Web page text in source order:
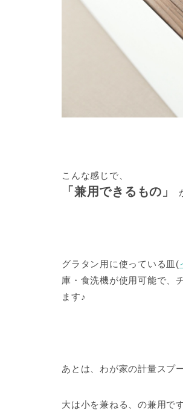
こんな感じで、
「兼用できるもの」
グラタン用に使っている皿(
庫・食洗機が使用可能で、
ます♪
あとは、わが家の計量スプ
大は小を兼ねる、の兼用で